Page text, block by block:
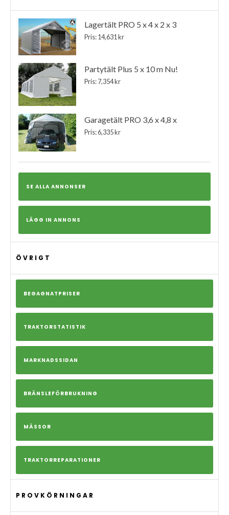
Lagertält PRO 5 x 4 x 2 x 3
Pris: 14,631 kr
Partytält Plus 5 x 10 m Nu!
Pris: 7,354 kr
Garagetält PRO 3,6 x 4,8 x
Pris: 6,335 kr
SE ALLA ANNONSER
LÄGG IN ANNONS
ÖVRIGT
BEGAGNATPRISER
TRAKTORSTATISTIK
MARKNADSSIDAN
BRÄNSLEFÖRBRUKNING
MÄSSOR
TRAKTORREPARATIONER
PROVKÖRNINGAR